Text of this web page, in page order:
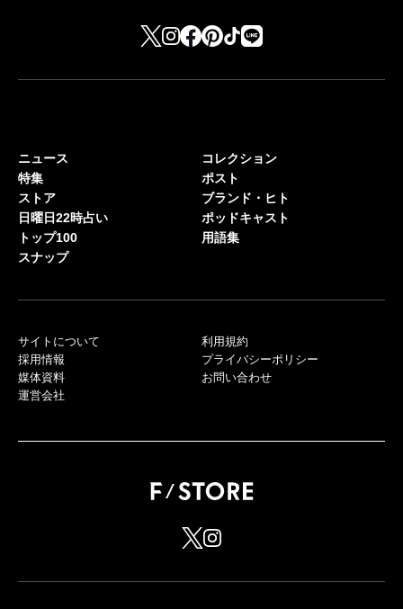
ニュース
特集
ストア
日曜日22時占い
トップ100
スナップ
コレクション
ポスト
ブランド・ヒト
ポッドキャスト
用語集
サイトについて
採用情報
媒体資料
運営会社
利用規約
プライバシーポリシー
お問い合わせ